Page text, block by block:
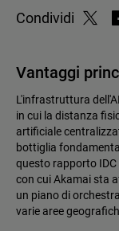
Condividi
Vantaggi
L'infrastruttura
in cui la distanza
artificiale
bottiglia
questo rapporto IDC
con cui Akamai sta
un piano di
varie aree